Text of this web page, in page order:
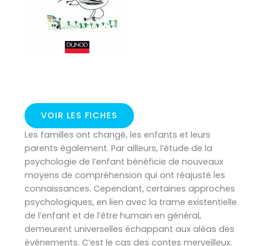
Les familles ont changé, les enfants et leurs
parents également. Par ailleurs, l’étude de la
psychologie de l’enfant bénéficie de nouveaux
moyens de compréhension qui ont réajusté les
connaissances. Cependant, certaines approches
psychologiques, en lien avec la trame existentielle
de l’enfant et de l’être humain en général,
demeurent universelles échappant aux aléas des
événements. C’est le cas des contes merveilleux.
VOIR LES FICHES